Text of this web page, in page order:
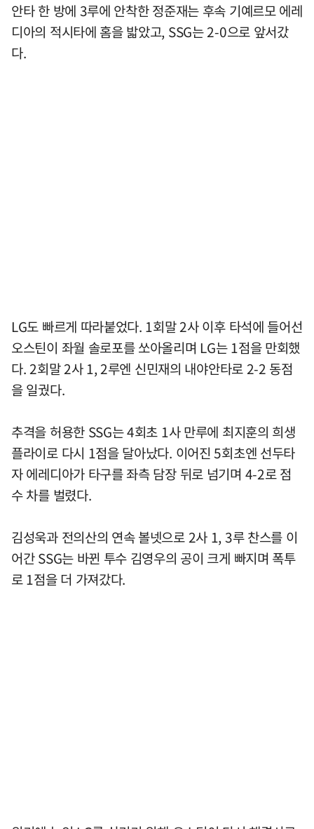
안타 한 방에 3루에 안착한 정준재는 후속 기예르모 에레
디아의 적시타에 홈을 밟았고, SSG는 2-0으로 앞서갔
다.
LG도 빠르게 따라붙었다. 1회말 2사 이후 타석에 들어선
오스틴이 좌월 솔로포를 쏘아올리며 LG는 1점을 만회했
다. 2회말 2사 1, 2루엔 신민재의 내야안타로 2-2 동점
을 일궜다.
추격을 허용한 SSG는 4회초 1사 만루에 최지훈의 희생
플라이로 다시 1점을 달아났다. 이어진 5회초엔 선두타
자 에레디아가 타구를 좌측 담장 뒤로 넘기며 4-2로 점
수 차를 벌렸다.
김성욱과 전의산의 연속 볼넷으로 2사 1, 3루 찬스를 이
어간 SSG는 바뀐 투수 김영우의 공이 크게 빠지며 폭투
로 1점을 더 가져갔다.